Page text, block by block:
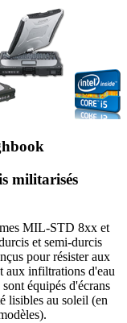
militarisés
MIL-STD 8xx et
et semi-durcis
pour résister aux
aux infiltrations d'eau
équipés d'écrans
lisibles au soleil (en